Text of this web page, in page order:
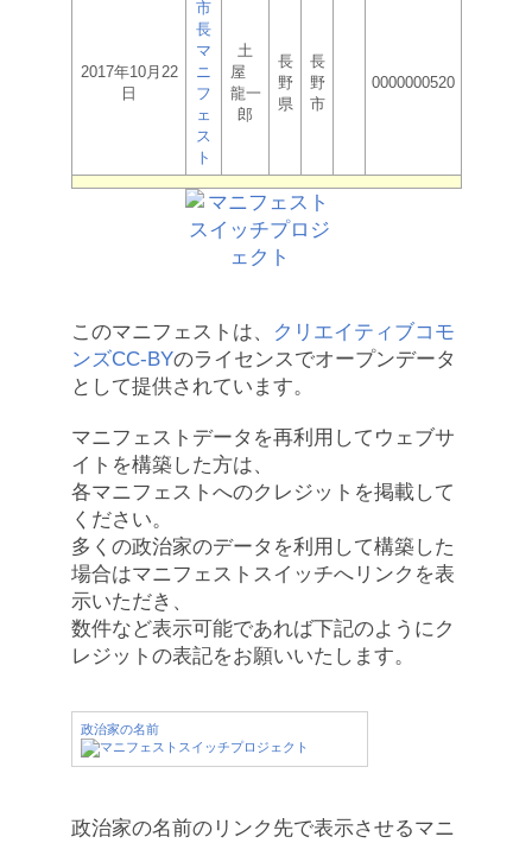
2017年10月22
日
市
長
マ
ニ
フ
ェ
ス
ト
土
屋
龍一
郎
長
野
県
長
野
市
0000000520
このマニフェストは、
クリエイティブコモ
ンズCC-BYのライセンスでオープンデータ
として提供されています。
マニフェストデータを再利用してウェブサ
イトを構築した方は、
各マニフェストへのクレジットを掲載して
ください。
多くの政治家のデータを利用して構築した
場合はマニフェストスイッチへリンクを表
示いただき、
数件など表示可能であれば下記のようにク
レジットの表記をお願いいたします。
政治家の名前
政治家の名前のリンク先で表示させるマニ